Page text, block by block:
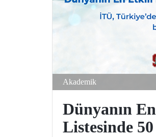
Akademik
Dünyanın
Listesinde